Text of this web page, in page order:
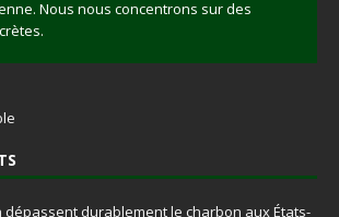
Nous nous concentrons sur des
dépassent durablement le charbon aux États-